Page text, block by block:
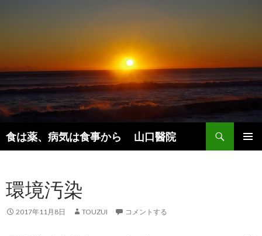
食は薬、病気は食事から 山口醫院
検
索
ン
ツ
へ
環境汚染
2017年11月8日 TOUZUI コメントする